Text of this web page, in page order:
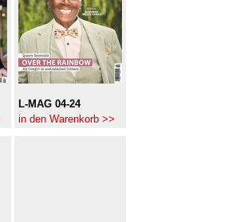
L-MAG 04-24
in den Warenkorb >>